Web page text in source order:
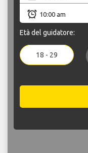
Età del guidatore:
18 - 29